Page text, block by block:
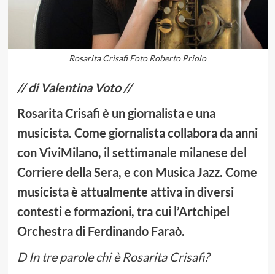
Rosarita Crisafi Foto Roberto Priolo
// di Valentina Voto //
Rosarita Crisafi è un giornalista e una
musicista. Come giornalista collabora da anni
con ViviMilano, il settimanale milanese del
Corriere della Sera, e con Musica Jazz. Come
musicista è attualmente attiva in diversi
contesti e formazioni, tra cui l’Artchipel
Orchestra di Ferdinando Faraò.
D In tre parole chi è Rosarita Crisafi?